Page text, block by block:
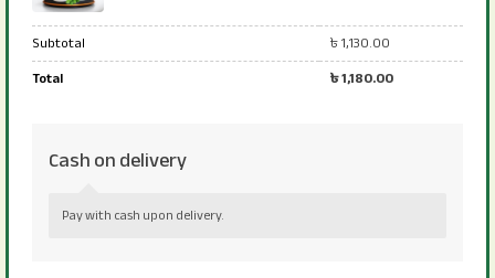
Subtotal ৳1,130.00
Total
৳1,180.00
Cash on delivery
Pay with cash upon delivery.